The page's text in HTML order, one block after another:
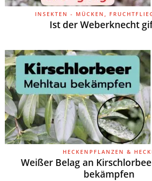
INSEKTEN - MÜCKEN,
Ist der Weberknecht
HECKENPFLANZEN &
Weißer Belag an
bekämpfen